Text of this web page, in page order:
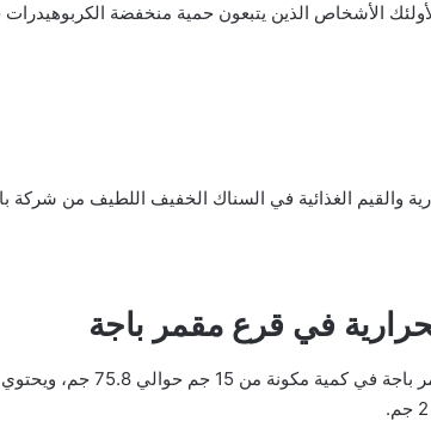
الأشخاص الذين يتبعون حمية منخفضة الكربوهيدرات حيث تشكل
والقيم الغذائية في السناك الخفيف اللطيف من شركة
في قرع مقمر باجة